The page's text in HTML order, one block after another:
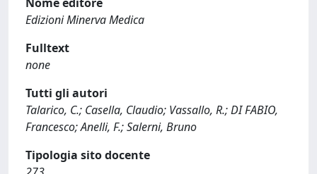
Edizioni Minerva Medica
Fulltext
none
Tutti gli autori
Talarico, C.; Casella, Claudio; Vassallo, R.; DI FABIO,
Francesco; Anelli, F.; Salerni, Bruno
Tipologia sito docente